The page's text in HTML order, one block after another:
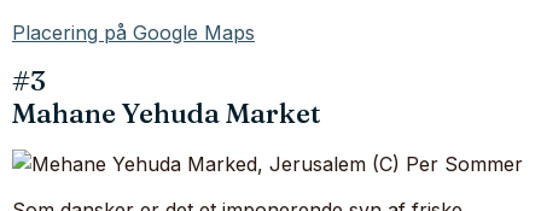
Placering på Google Maps
#3
Mahane Yehuda Market